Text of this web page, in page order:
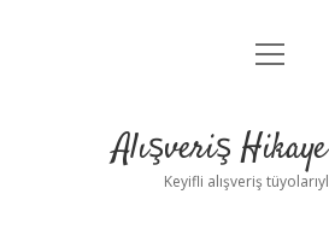
Anasayfa
Yasal Uyarı
menüyü
Alışveriş
Keyifli alışveriş